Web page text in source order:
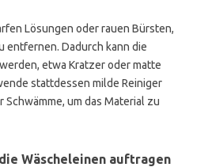
Lösungen oder rauen Bürsten,
entfernen. Dadurch kann die
etwa Kratzer oder matte
stattdessen milde Reiniger
um das Material zu
Wäscheleinen auftragen